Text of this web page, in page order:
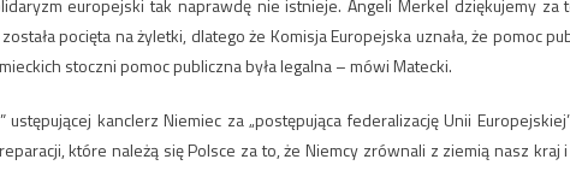
europejski tak naprawdę nie istnieje. Angeli Merkel dziękujemy za
pocięta na żyletki, dlatego że Komisja Europejska uznała, że pomoc
stoczni pomoc publiczna była legalna – mówi Matecki.
kanclerz Niemiec za „postępująca federalizację Unii
które należą się Polsce za to, że Niemcy zrównali z ziemią nasz kraj